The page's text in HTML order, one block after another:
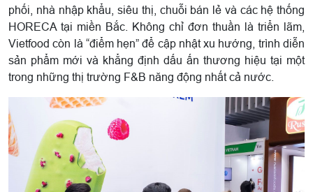
phối, nhà nhập khẩu, siêu thị, chuỗi bán lẻ và các hệ thống
HORECA tại miền Bắc. Không chỉ đơn thuần là triển lãm,
Vietfood còn là “điểm hẹn” để cập nhật xu hướng, trình diễn
sản phẩm mới và khẳng định dấu ấn thương hiệu tại một
trong những thị trường F&B năng động nhất cả nước.